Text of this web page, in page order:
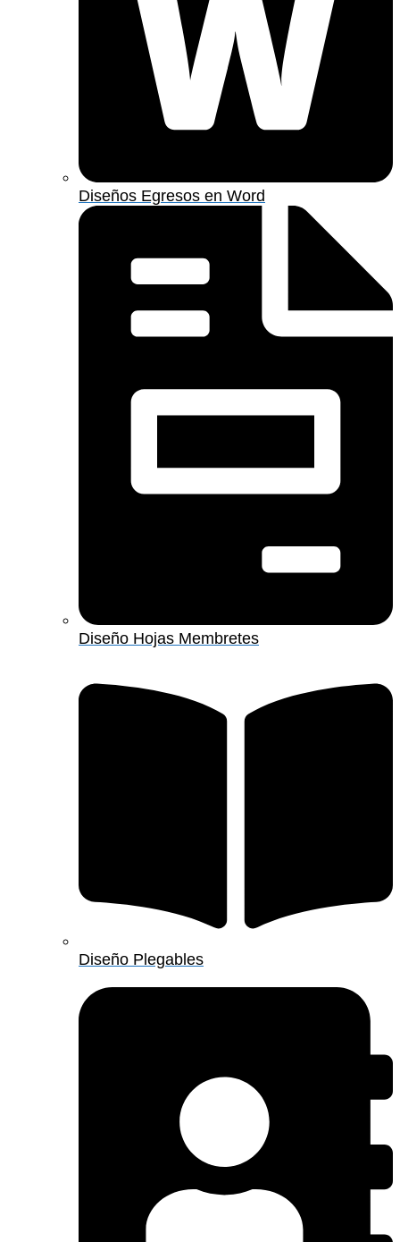
Diseños Egresos en Word
Diseño Hojas Membretes
Diseño Plegables